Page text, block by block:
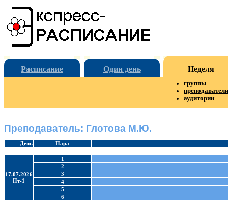
Расписание Один день Неделя
группы
преподаватели
аудитории
Преподаватель: Глотова М.Ю.
День Пара
17.07.2026
Пт-1
1
2
3
4
5
6